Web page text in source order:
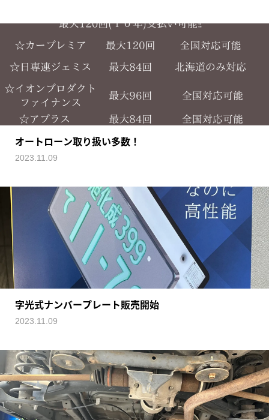
オートローン取り扱い多数！
2023.11.09
字光式ナンバープレート販売開始
2023.11.09